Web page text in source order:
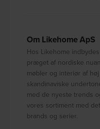
Om Likehome ApS
Hos Likehome
præget af nordiske
møbler og interiør af
skandinaviske
med de nyeste trends
vores sortiment med
brands og serier.